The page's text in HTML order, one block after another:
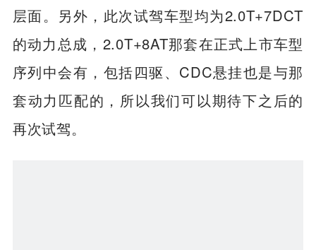
层面。另外，此次试驾车型均为2.0T+7DCT
的动力总成，2.0T+8AT那套在正式上市车型
序列中会有，包括四驱、CDC悬挂也是与那
套动力匹配的，所以我们可以期待下之后的
再次试驾。